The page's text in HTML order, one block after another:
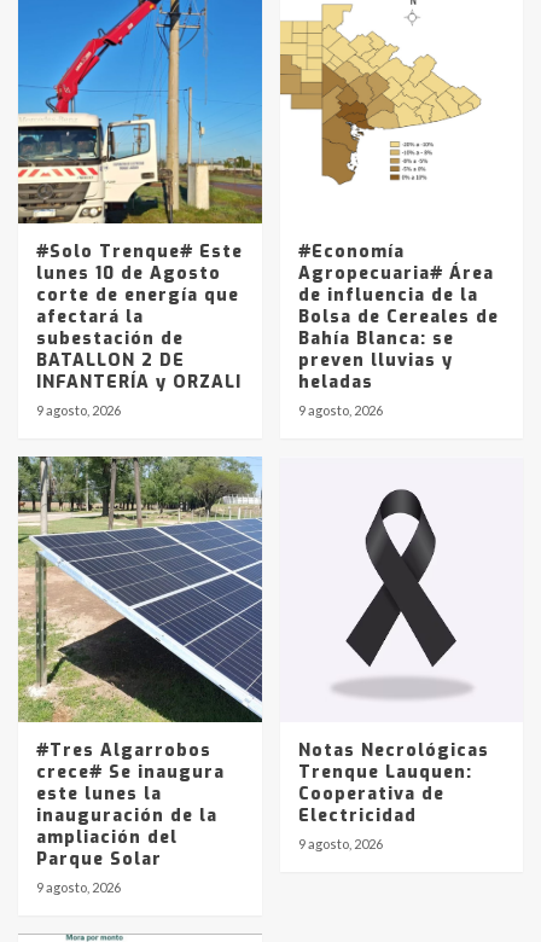
Accidente en Ruta 5: falleció un
joven de Trenque Lauquen
5
Los precios de los combustibles en
La Pampa, desde YPF hasta Axion
entre 857 a 1338 pesos
#Solo Trenque# Este
lunes 10 de Agosto
corte de energía que
afectará la
subestación de
BATALLON 2 DE
INFANTERÍA y ORZALI
9 agosto, 2026
#Economía
Agropecuaria# Área
de influencia de la
Bolsa de Cereales de
Bahía Blanca: se
preven lluvias y
heladas
9 agosto, 2026
#Tres Algarrobos
crece# Se inaugura
este lunes la
inauguración de la
ampliación del
Parque Solar
9 agosto, 2026
Notas Necrológicas
Trenque Lauquen:
Cooperativa de
Electricidad
9 agosto, 2026